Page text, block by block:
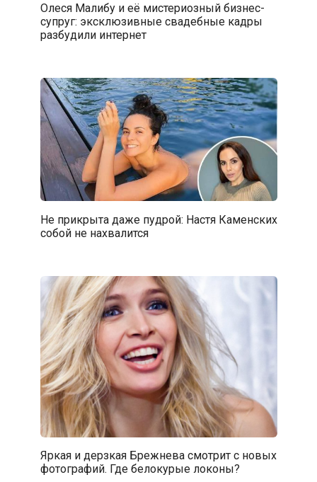
Олеся Малибу и её мистериозный бизнес-
супруг: эксклюзивные свадебные кадры
разбудили интернет
Не прикрыта даже пудрой: Настя Каменских
собой не нахвалится
Яркая и дерзкая Брежнева смотрит с новых
фотографий. Где белокурые локоны?